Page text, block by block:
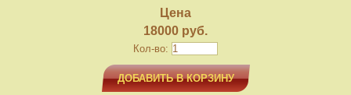
Цена
18000 руб.
Кол-во:
ДОБАВИТЬ В КОРЗИНУ